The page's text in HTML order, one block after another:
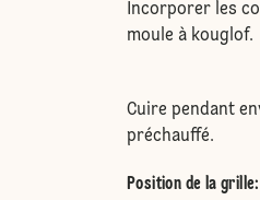
Incorporer les
moule à kouglof.
Cuire pendant
préchauffé.
Position de la grille